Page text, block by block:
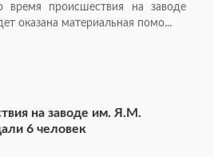
происшествия на заводе
оказана материальная помо...
на заводе им. Я.М.
6 человек